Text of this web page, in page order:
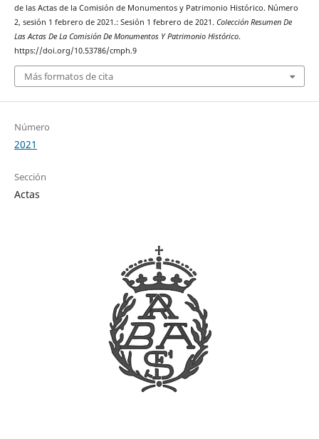
de las Actas de la Comisión de Monumentos y Patrimonio Histórico. Número
2, sesión 1 febrero de 2021.: Sesión 1 febrero de 2021. Colección Resumen De
Las Actas De La Comisión De Monumentos Y Patrimonio Histórico.
https://doi.org/10.53786/cmph.9
Más formatos de cita
Número
2021
Sección
Actas